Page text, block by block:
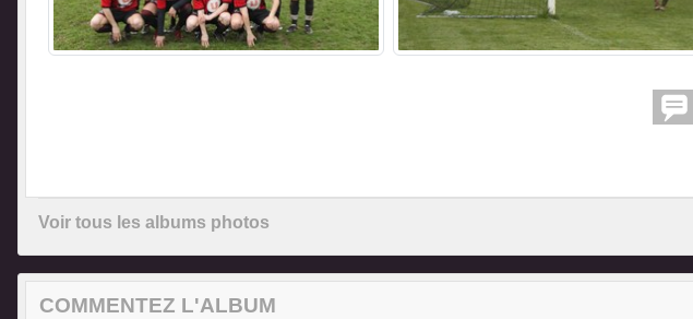
Voir tous les albums photos
COMMENTEZ L'ALBUM